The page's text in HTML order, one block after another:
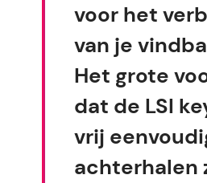
voor het
van je
Het grote
dat de LSI
vrij
achterhalen